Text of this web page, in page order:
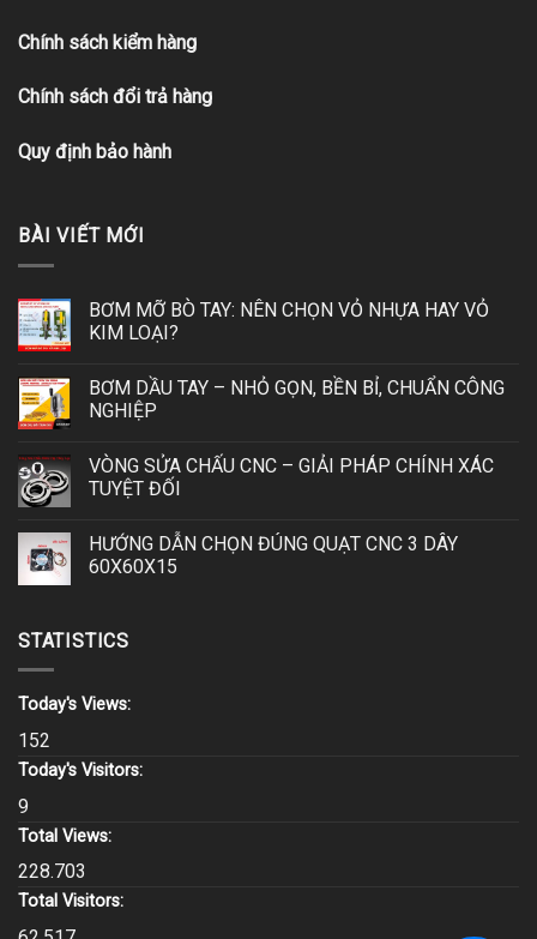
Chính sách kiểm hàng
Chính sách đổi trả hàng
Quy định bảo hành
BÀI VIẾT MỚI
BƠM MỠ BÒ TAY: NÊN CHỌN VỎ NHỰA HAY VỎ
KIM LOẠI?
BƠM DẦU TAY – NHỎ GỌN, BỀN BỈ, CHUẨN CÔNG
NGHIỆP
VÒNG SỬA CHẤU CNC – GIẢI PHÁP CHÍNH XÁC
TUYỆT ĐỐI
HƯỚNG DẪN CHỌN ĐÚNG QUẠT CNC 3 DÂY
60X60X15
STATISTICS
Today's Views:
152
Today's Visitors:
9
Total Views:
228.703
Total Visitors: